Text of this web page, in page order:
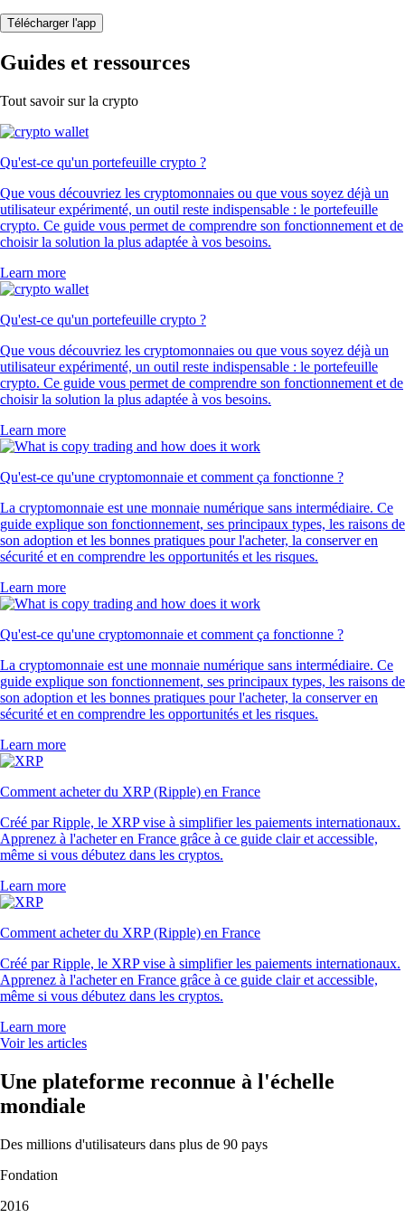
Télécharger l'app
Guides et ressources
Tout savoir sur la crypto
Qu'est-ce qu'un portefeuille crypto ?
Que vous découvriez les cryptomonnaies ou que vous soyez déjà un
utilisateur expérimenté, un outil reste indispensable : le portefeuille
crypto. Ce guide vous permet de comprendre son fonctionnement et de
choisir la solution la plus adaptée à vos besoins.
Learn more
Qu'est-ce qu'un portefeuille crypto ?
Que vous découvriez les cryptomonnaies ou que vous soyez déjà un
utilisateur expérimenté, un outil reste indispensable : le portefeuille
crypto. Ce guide vous permet de comprendre son fonctionnement et de
choisir la solution la plus adaptée à vos besoins.
Learn more
Qu'est-ce qu'une cryptomonnaie et comment ça fonctionne ?
La cryptomonnaie est une monnaie numérique sans intermédiaire. Ce
guide explique son fonctionnement, ses principaux types, les raisons de
son adoption et les bonnes pratiques pour l'acheter, la conserver en
sécurité et en comprendre les opportunités et les risques.
Learn more
Qu'est-ce qu'une cryptomonnaie et comment ça fonctionne ?
La cryptomonnaie est une monnaie numérique sans intermédiaire. Ce
guide explique son fonctionnement, ses principaux types, les raisons de
son adoption et les bonnes pratiques pour l'acheter, la conserver en
sécurité et en comprendre les opportunités et les risques.
Learn more
Comment acheter du XRP (Ripple) en France
Créé par Ripple, le XRP vise à simplifier les paiements internationaux.
Apprenez à l'acheter en France grâce à ce guide clair et accessible,
même si vous débutez dans les cryptos.
Learn more
Comment acheter du XRP (Ripple) en France
Créé par Ripple, le XRP vise à simplifier les paiements internationaux.
Apprenez à l'acheter en France grâce à ce guide clair et accessible,
même si vous débutez dans les cryptos.
Learn more
Voir les articles
Une plateforme reconnue à l'échelle
mondiale
Des millions d'utilisateurs dans plus de 90 pays
Fondation
2016